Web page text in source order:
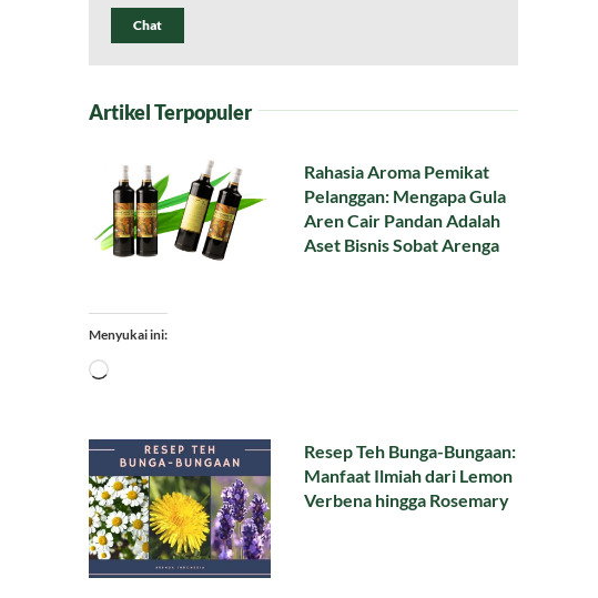
Chat
Artikel Terpopuler
Rahasia Aroma Pemikat
Pelanggan: Mengapa Gula
Aren Cair Pandan Adalah
Aset Bisnis Sobat Arenga
Menyukai ini:
Memuat...
Resep Teh Bunga-Bungaan:
Manfaat Ilmiah dari Lemon
Verbena hingga Rosemary